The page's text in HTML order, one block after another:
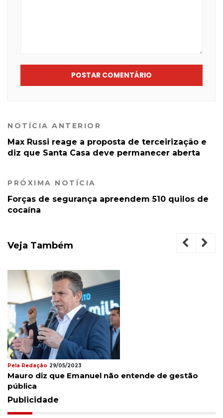
POSTAR COMENTÁRIO
NOTÍCIA ANTERIOR
Max Russi reage a proposta de terceirização e
diz que Santa Casa deve permanecer aberta
PRÓXIMA NOTÍCIA
Forças de segurança apreendem 510 quilos de
cocaína
Veja Também
Pela Redação 29/05/2023
Mauro diz que Emanuel não entende de gestão
pública
Publicidade